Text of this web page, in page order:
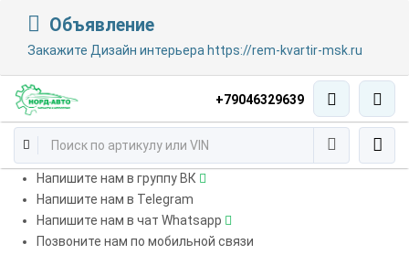
Объявление
Закажите Дизайн интерьера https://rem-kvartir-msk.ru
+79046329639
Напишите нам в группу ВК
Напишите нам в Telegram
Напишите нам в чат Whatsapp
Позвоните нам по мобильной связи